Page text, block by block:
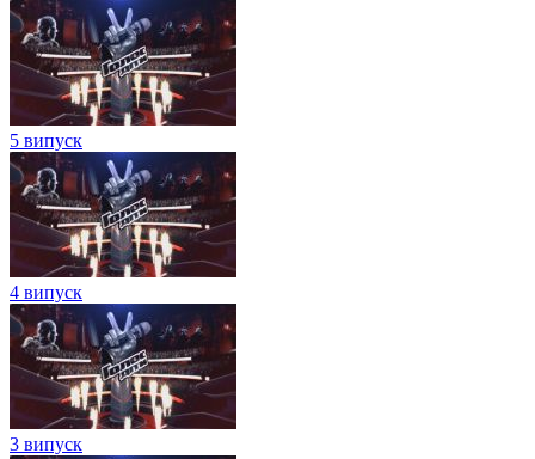
5 випуск
4 випуск
3 випуск